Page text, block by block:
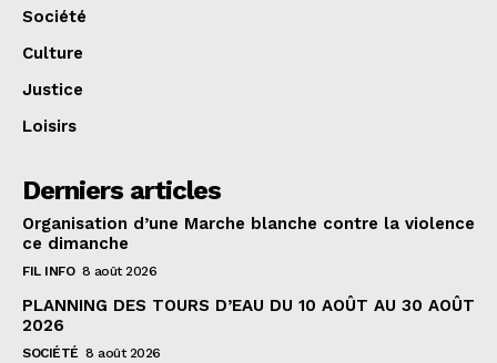
Société
Culture
Justice
Loisirs
Derniers articles
Organisation d’une Marche blanche contre la violence
ce dimanche
FIL INFO 8 août 2026
PLANNING DES TOURS D’EAU DU 10 AOÛT AU 30 AOÛT
2026
SOCIÉTÉ 8 août 2026